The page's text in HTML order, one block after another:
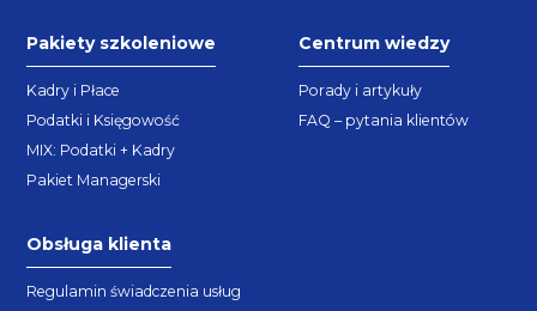
Pakiety szkoleniowe
Kadry i Płace
Podatki i Księgowość
MIX: Podatki + Kadry
Pakiet Managerski
Centrum wiedzy
Porady i artykuły
FAQ – pytania klientów
Obsługa klienta
Regulamin świadczenia usług